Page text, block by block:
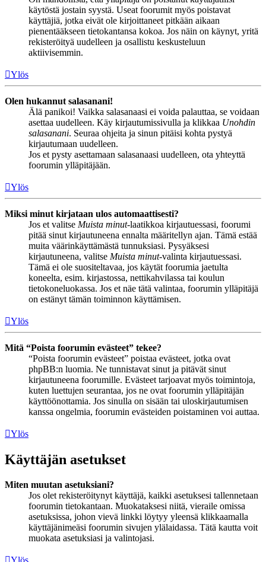
käytöstä jostain syystä. Useat foorumit myös poistavat
käyttäjiä, jotka eivät ole kirjoittaneet pitkään aikaan
pienentääkseen tietokantansa kokoa. Jos näin on käynyt, yritä
rekisteröityä uudelleen ja osallistu keskusteluun
aktiivisemmin.
Ylös
Olen hukannut salasanani!
Älä panikoi! Vaikka salasanaasi ei voida palauttaa, se voidaan
asettaa uudelleen. Käy kirjautumissivulla ja klikkaa Unohdin
salasanani. Seuraa ohjeita ja sinun pitäisi kohta pystyä
kirjautumaan uudelleen.
Jos et pysty asettamaan salasanaasi uudelleen, ota yhteyttä
foorumin ylläpitäjään.
Ylös
Miksi minut kirjataan ulos automaattisesti?
Jos et valitse Muista minut-laatikkoa kirjautuessasi, foorumi
pitää sinut kirjautuneena ennalta määritellyn ajan. Tämä estää
muita väärinkäyttämästä tunnuksiasi. Pysyäksesi
kirjautuneena, valitse Muista minut-valinta kirjautuessasi.
Tämä ei ole suositeltavaa, jos käytät foorumia jaetulta
koneelta, esim. kirjastossa, nettikahvilassa tai koulun
tietokoneluokassa. Jos et näe tätä valintaa, foorumin ylläpitäjä
on estänyt tämän toiminnon käyttämisen.
Ylös
Mitä “Poista foorumin evästeet” tekee?
“Poista foorumin evästeet” poistaa evästeet, jotka ovat
phpBB:n luomia. Ne tunnistavat sinut ja pitävät sinut
kirjautuneena foorumille. Evästeet tarjoavat myös toimintoja,
kuten luettujen seurantaa, jos ne ovat foorumin ylläpitäjän
käyttöönottamia. Jos sinulla on sisään tai uloskirjautumisen
kanssa ongelmia, foorumin evästeiden poistaminen voi auttaa.
Ylös
Käyttäjän asetukset
Miten muutan asetuksiani?
Jos olet rekisteröitynyt käyttäjä, kaikki asetuksesi tallennetaan
foorumin tietokantaan. Muokataksesi niitä, vieraile omissa
asetuksissa, johon vievä linkki löytyy yleensä klikkaamalla
käyttäjänimeäsi foorumin sivujen ylälaidassa. Tätä kautta voit
muokata asetuksiasi ja valintojasi.
Ylös